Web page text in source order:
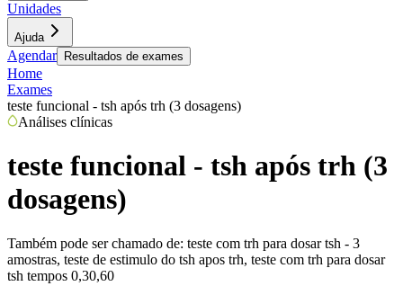
Unidades
Ajuda
Agendar Resultados de exames
Home
Exames
teste funcional - tsh após trh (3 dosagens)
Análises clínicas
teste funcional - tsh após trh (3
dosagens)
Também pode ser chamado de: teste com trh para dosar tsh - 3
amostras, teste de estimulo do tsh apos trh, teste com trh para dosar
tsh tempos 0,30,60